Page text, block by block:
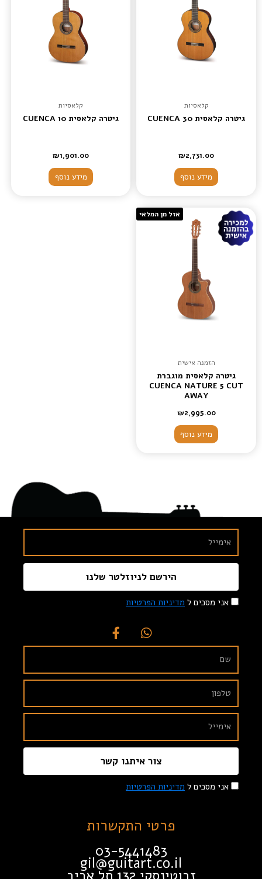
קלאסיות
גיטרה קלאסית CUENCA 30
₪2,731.00
מידע נוסף
קלאסיות
גיטרה קלאסית CUENCA 10
₪1,901.00
מידע נוסף
אזל מן המלאי
הזמנה אישית
גיטרה קלאסית מוגברת
CUENCA NATURE 5 CUT
AWAY
₪2,995.00
מידע נוסף
אני מסכים ל מדיניות הפרטיות
הירשם לניוזלטר שלנו
אני מסכים ל מדיניות הפרטיות
צור איתנו קשר
פרטי התקשרות
03-5441483
gil@guitart.co.il